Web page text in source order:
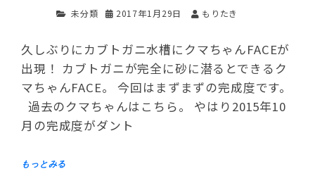
未分類 2017年1月29日 もりたき
久しぶりにカブトガニ水槽にクマちゃんFACEが
出現！ カブトガニが完全に砂に潜るとできるク
マちゃんFACE。 今回はまずまずの完成度です。
過去のクマちゃんはこちら。 やはり2015年10
月の完成度がダント